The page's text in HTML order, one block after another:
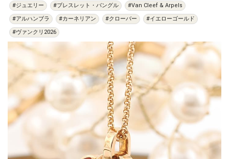
#ジュエリー #ブレスレット・バングル
#Van Cleef & Arpels
#アルハンブラ
#カーネリアン #クローバー
#イエローゴールド
#ヴァンクリ2026